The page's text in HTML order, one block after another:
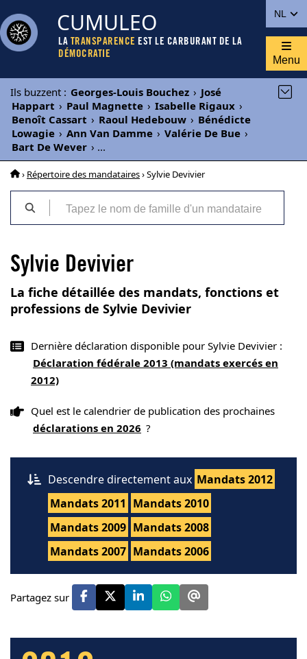
NL
CUMULEO
LA TRANSPARENCE EST LE CARBURANT DE LA
DÉMOCRATIE
Menu
Ils buzzent : Georges-Louis Bouchez › José
Happart › Paul Magnette › Isabelle Rigaux ›
Benoît Cassart › Raoul Hedebouw › Bénédicte
Lowagie › Ann Van Damme › Valérie De Bue ›
Bart De Wever › ...
› Répertoire des mandataires› Sylvie Devivier
Sylvie Devivier
La fiche détaillée des mandats, fonctions et
professions de Sylvie Devivier
Dernière déclaration disponible pour Sylvie Devivier :
Déclaration fédérale 2013 (mandats exercés en
2012)
Quel est le calendrier de publication des prochaines
déclarations en 2026 ?
Descendre directement aux Mandats 2012
Mandats 2011 Mandats 2010
Mandats 2009 Mandats 2008
Mandats 2007 Mandats 2006
Partagez sur